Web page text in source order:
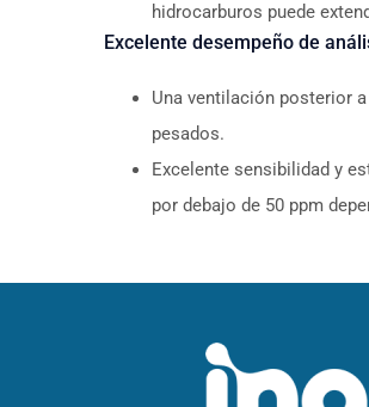
hidrocarburos puede
Excelente desempeño de
Una ventilación posterior
pesados.
Excelente sensibilidad y
por debajo de 50 ppm